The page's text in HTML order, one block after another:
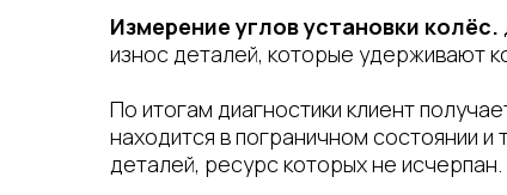
Измерение углов установки колёс.
износ деталей, которые удерживают
По итогам диагностики клиент
находится в пограничном состоянии
деталей, ресурс которых не исчерпан.